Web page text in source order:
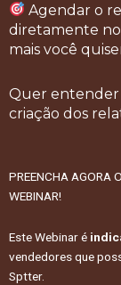
Agendar o
diretamente
mais você
Quer entender
criação dos
PREENCHA AGORA
WEBINAR!
Este Webinar é
vendedores que
Sptter.